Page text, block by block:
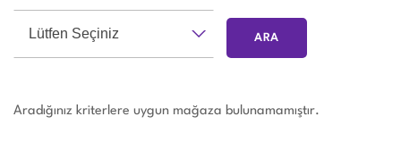
Lütfen Seçiniz
Aradığınız kriterlere uygun mağaza bulunamamıştır.